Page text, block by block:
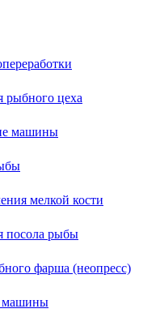
рыбного цеха
машины
мелкой кости
посола рыбы
фарша (неопресс)
машины